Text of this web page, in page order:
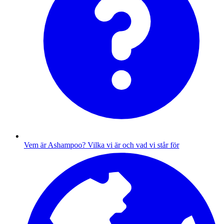
Vem är Ashampoo? Vilka vi är och vad vi står för